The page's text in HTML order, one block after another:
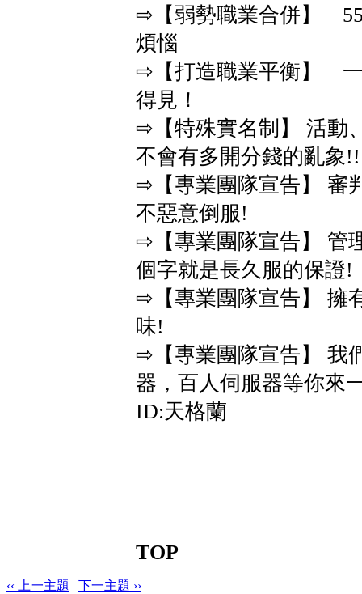
⇨【弱勢職業合併】
煩惱
⇨【打造職業平衡】 一
得見！
⇨【特殊實名制】 活動
不會有多開分錢的亂象!!
⇨【專業團隊宣告】 審
不惡意倒服!
⇨【專業團隊宣告】 管
個字就是長久服的保證!
⇨【專業團隊宣告】 擁
味!
⇨【專業團隊宣告】 我
器，百人伺服器等你來
ID:天格蘭
TOP
‹‹ 上一主題 | 下一主題 ››